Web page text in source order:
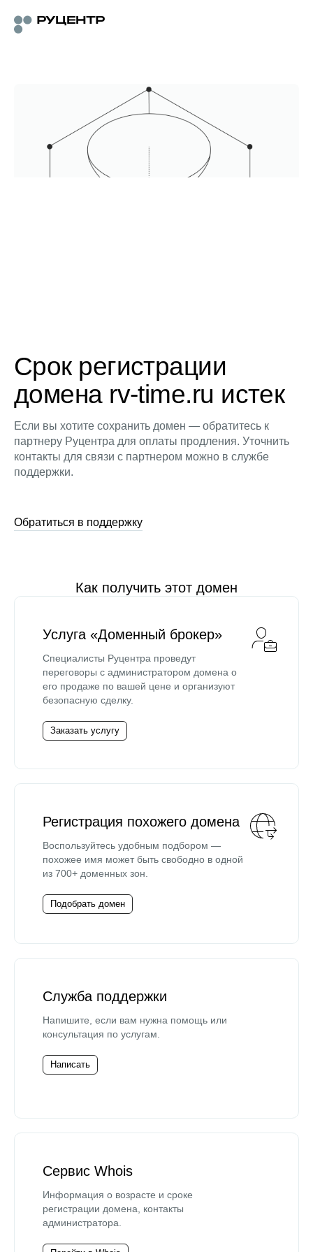
Срок регистрации
домена rv-time.ru истек
Если вы хотите сохранить домен — обратитесь к
партнеру Руцентра для оплаты продления. Уточнить
контакты для связи с партнером можно в службе
поддержки.
Обратиться в поддержку
Как получить этот домен
Услуга «Доменный брокер»
Специалисты Руцентра проведут
переговоры с администратором домена о
его продаже по вашей цене и организуют
безопасную сделку.
Заказать услугу
Регистрация похожего домена
Воспользуйтесь удобным подбором —
похожее имя может быть свободно в одной
из 700+ доменных зон.
Подобрать домен
Служба поддержки
Напишите, если вам нужна помощь или
консультация по услугам.
Написать
Сервис Whois
Информация о возрасте и сроке
регистрации домена, контакты
администратора.